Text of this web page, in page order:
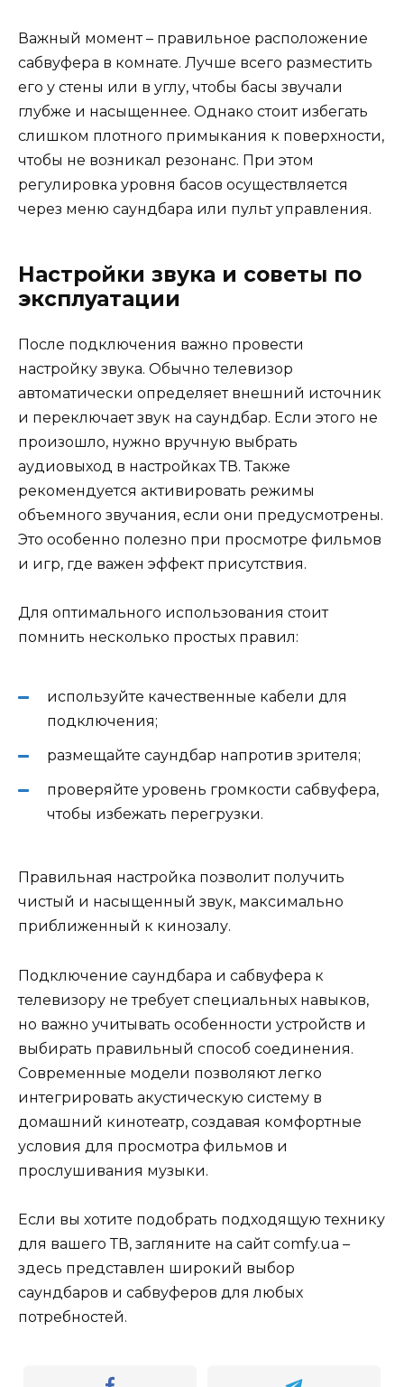
Важный момент – правильное расположение
сабвуфера в комнате. Лучше всего разместить
его у стены или в углу, чтобы басы звучали
глубже и насыщеннее. Однако стоит избегать
слишком плотного примыкания к поверхности,
чтобы не возникал резонанс. При этом
регулировка уровня басов осуществляется
через меню саундбара или пульт управления.
Настройки звука и советы по
эксплуатации
После подключения важно провести
настройку звука. Обычно телевизор
автоматически определяет внешний источник
и переключает звук на саундбар. Если этого не
произошло, нужно вручную выбрать
аудиовыход в настройках ТВ. Также
рекомендуется активировать режимы
объемного звучания, если они предусмотрены.
Это особенно полезно при просмотре фильмов
и игр, где важен эффект присутствия.
Для оптимального использования стоит
помнить несколько простых правил:
используйте качественные кабели для
подключения;
размещайте саундбар напротив зрителя;
проверяйте уровень громкости сабвуфера,
чтобы избежать перегрузки.
Правильная настройка позволит получить
чистый и насыщенный звук, максимально
приближенный к кинозалу.
Подключение саундбара и сабвуфера к
телевизору не требует специальных навыков,
но важно учитывать особенности устройств и
выбирать правильный способ соединения.
Современные модели позволяют легко
интегрировать акустическую систему в
домашний кинотеатр, создавая комфортные
условия для просмотра фильмов и
прослушивания музыки.
Если вы хотите подобрать подходящую технику
для вашего ТВ, загляните на сайт comfy.ua –
здесь представлен широкий выбор
саундбаров и сабвуферов для любых
потребностей.